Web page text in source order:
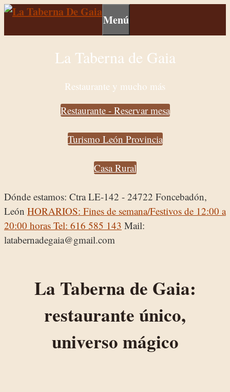
Menú
La Taberna de Gaia
Restaurante y mucho más
Restaurante - Reservar mesa
Turismo León Provincia
Casa Rural
Dónde estamos: Ctra LE-142 - 24722 Foncebadón,
León HORARIOS: Fines de semana/Festivos de 12:00 a
20:00 horas Tel: 616 585 143 Mail:
latabernadegaia@gmail.com
La Taberna de Gaia:
restaurante único,
universo mágico